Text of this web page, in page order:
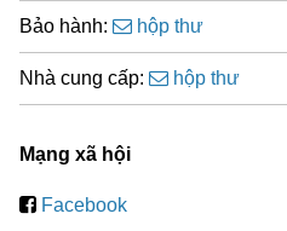
Bảo hành: hộp thư
Nhà cung cấp: hộp thư
Mạng xã hội
Facebook